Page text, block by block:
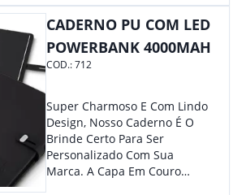
Também É Prático, Tornando-
Se Assim Excelente Para Uso
Cotidiano. Perfeito, Não É?!
CADERNO PU COM LED
POWERBANK 4000MAH
COD.:712
Super Charmoso E Com Lindo
Design, Nosso Caderno É O
Brinde Certo Para Ser
Personalizado Com Sua
Marca. A Capa Em Couro